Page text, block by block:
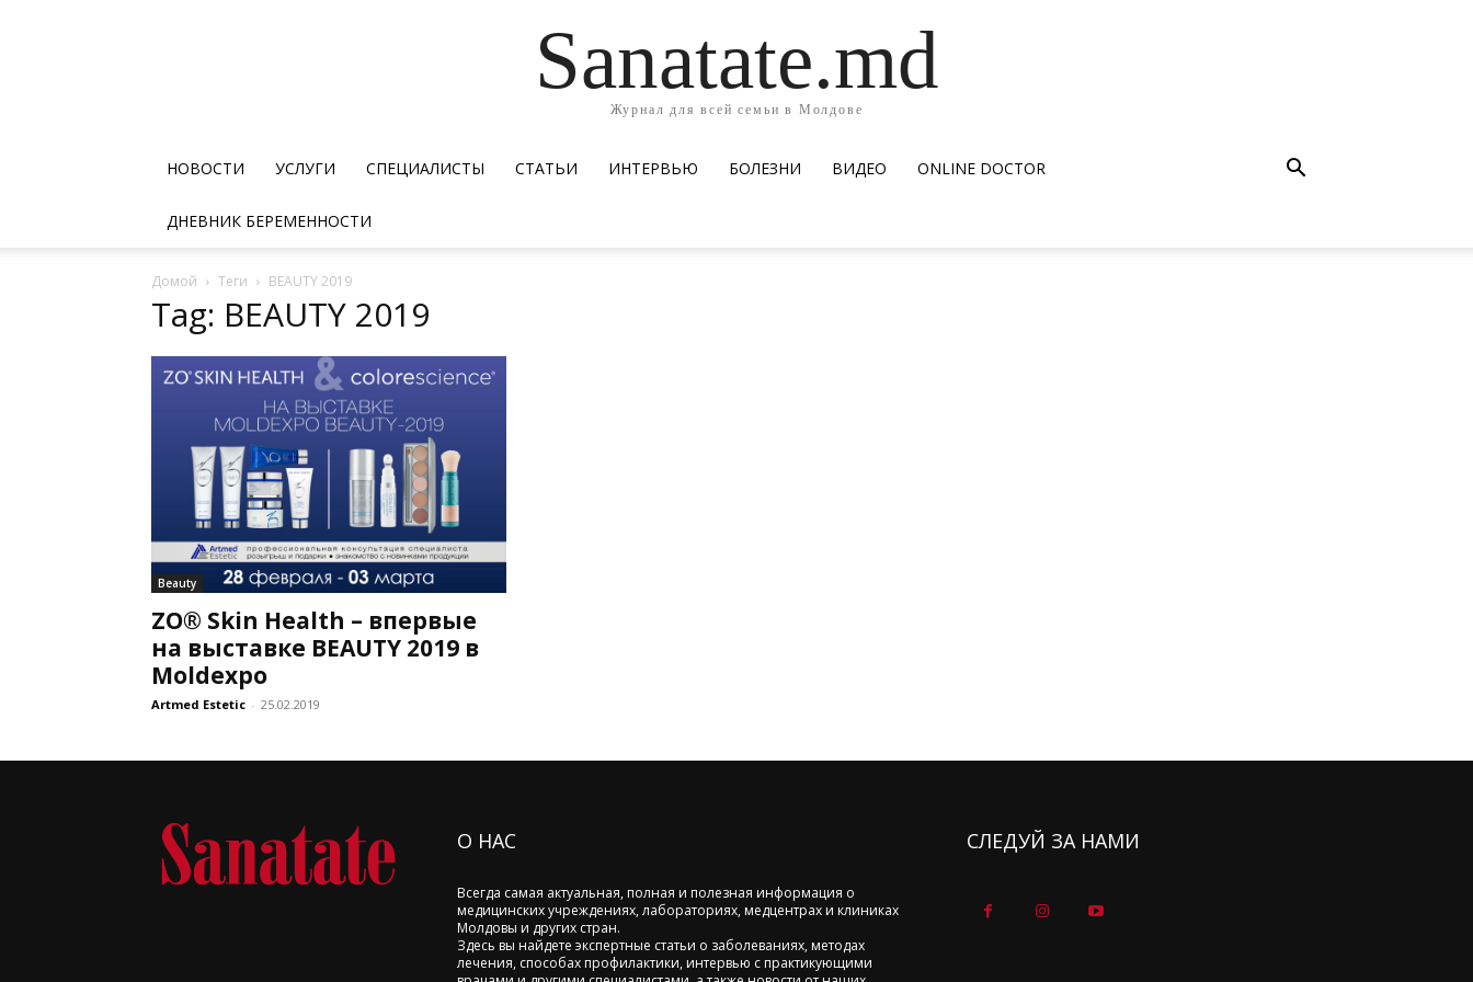
Sanatate.md
Журнал для всей семьи в Молдове
НОВОСТИ УСЛУГИ СПЕЦИАЛИСТЫ СТАТЬИ ИНТЕРВЬЮ БОЛЕЗНИ ВИДЕО ОNLINE DOCTOR
ДНЕВНИК БЕРЕМЕННОСТИ
Домой Теги BEAUTY 2019
Tag: BEAUTY 2019
Beauty
ZO® Skin Health – впервые
на выставке BEAUTY 2019 в
Moldexpo
Artmed Estetic - 25.02.2019
О НАС
Всегда самая актуальная, полная и полезная информация о
медицинских учреждениях, лабораториях, медцентрах и клиниках
Молдовы и других стран.
Здесь вы найдете экспертные статьи о заболеваниях, методах
лечения, способах профилактики, интервью с практикующими
СЛЕДУЙ ЗА НАМИ